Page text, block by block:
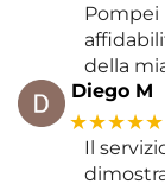
Pompei
della
Diego M
★★★★★
Il